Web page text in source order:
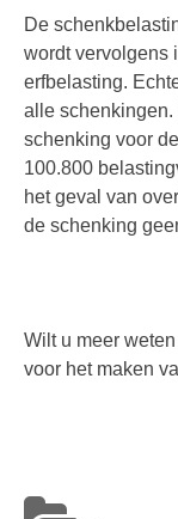
De
wordt vervolgens
erfbelasting.
alle
schenking voor
100.800
het geval van
de schenking
Wilt u meer
voor het maken